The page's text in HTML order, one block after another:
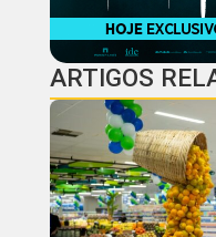
ARTIGOS